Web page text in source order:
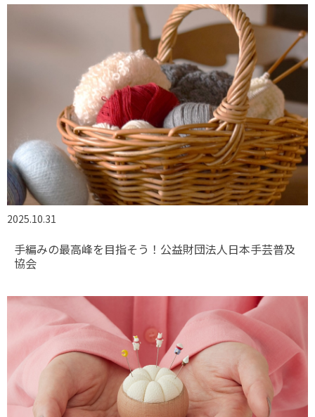
2025.10.31
手編みの最高峰を目指そう！公益財団法人日本手芸普及
協会